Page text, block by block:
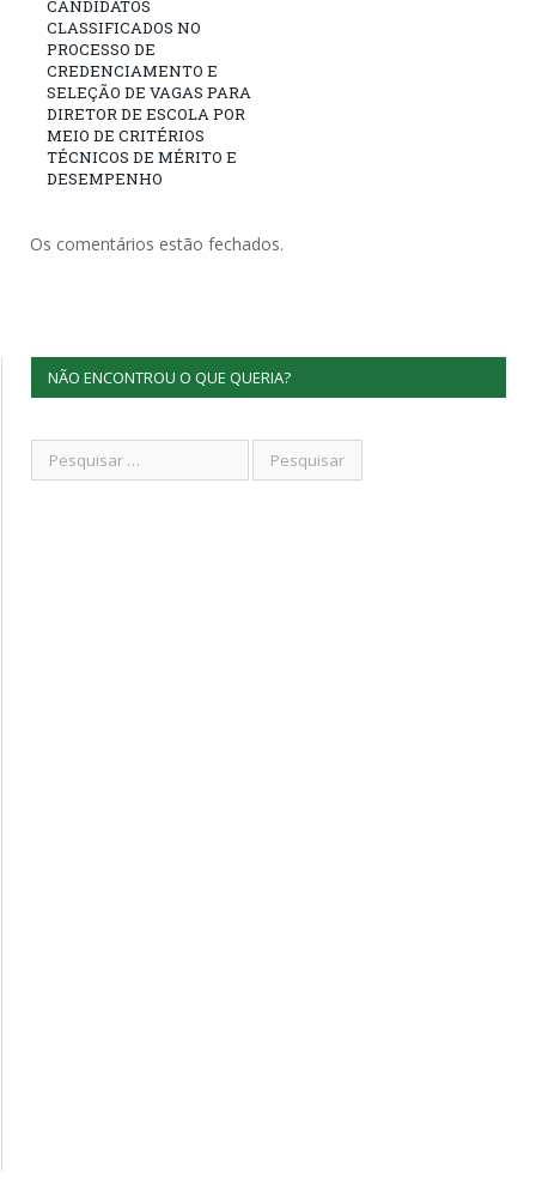
CANDIDATOS
CLASSIFICADOS NO
PROCESSO DE
CREDENCIAMENTO E
SELEÇÃO DE VAGAS PARA
DIRETOR DE ESCOLA POR
MEIO DE CRITÉRIOS
TÉCNICOS DE MÉRITO E
DESEMPENHO
Os comentários estão fechados.
NÃO ENCONTROU O QUE QUERIA?